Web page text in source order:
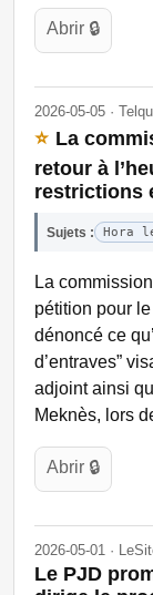
Abrir 🔒
2026-05-05 ·
⭐ La
retour à
restrictions
Sujets : Hora
La
pétition pour
dénoncé ce
d’entraves”
adjoint ainsi
Meknès, lors
Abrir 🔒
2026-05-01 ·
Le PJD